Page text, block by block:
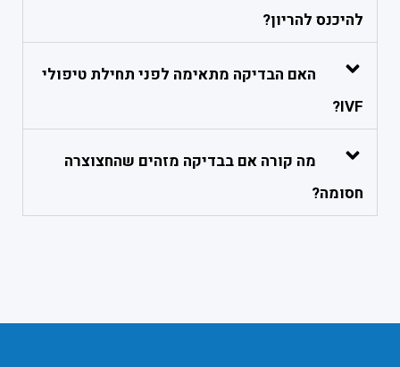
להיכנס להריון?
האם הבדיקה מתאימה לפני תחילת טיפולי
IVF?
מה קורה אם בבדיקה מזהים שהחצוצרה
חסומה?